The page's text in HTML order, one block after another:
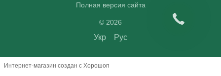
Полная версия сайта
© 2026
Укр Рус
Интернет-магазин создан с Хорошоп